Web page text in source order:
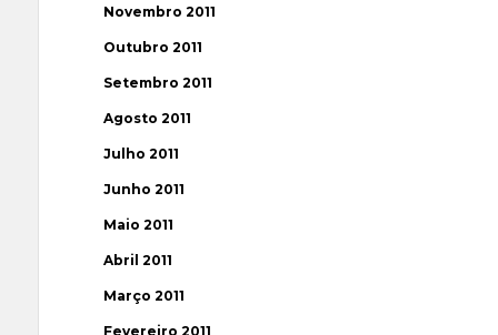
Novembro 2011
Outubro 2011
Setembro 2011
Agosto 2011
Julho 2011
Junho 2011
Maio 2011
Abril 2011
Março 2011
Fevereiro 2011